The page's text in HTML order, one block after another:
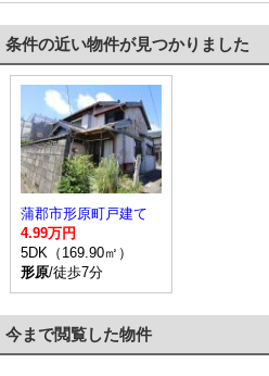
条件の近い物件が見つかりました
蒲郡市形原町戸建て
4.99万円
5DK（169.90㎡）
形原/徒歩7分
今まで閲覧した物件